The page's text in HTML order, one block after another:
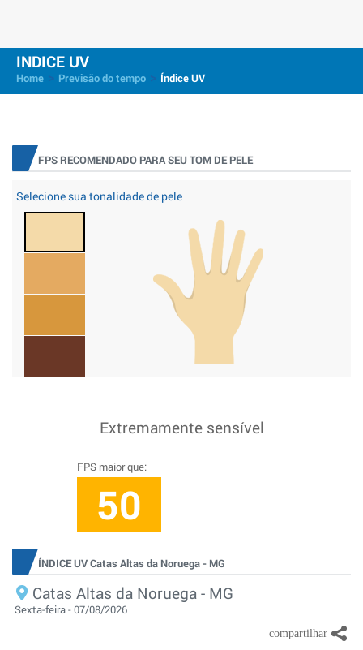
INDICE UV
Home Previsão do tempo Índice UV
FPS RECOMENDADO PARA SEU TOM DE PELE
Selecione sua tonalidade de pele
Extremamente sensível
FPS maior que:
50
ÍNDICE UV Catas Altas da Noruega - MG
Catas Altas da Noruega - MG
Sexta-feira - 07/08/2026